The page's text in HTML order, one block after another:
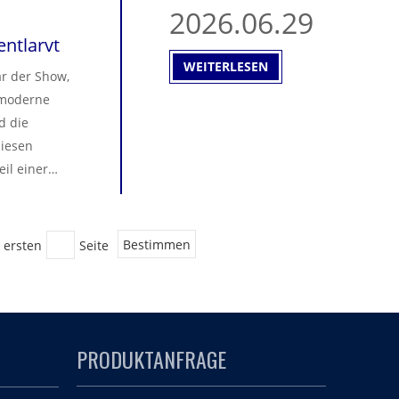
eine
der Show,
die
einer
so sicher,
2026.06.29
WEITERLESEN
Seite Bestimmen
PRODUKTANFRAGE